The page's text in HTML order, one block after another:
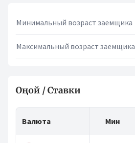
Минимальный возраст заемщика
Максимальный возраст заемщика
Оңой / Ставки
Валюта Мин